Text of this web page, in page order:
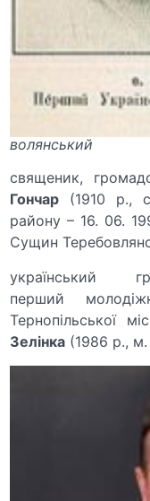
волянський
священик,
Гончар (1910 р.,
району – 16. 06.
Сущин
український
перший
Тернопільської
Зелінка (1986 р., м.